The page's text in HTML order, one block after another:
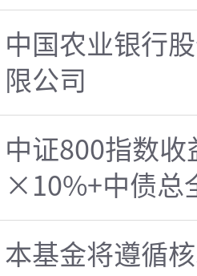
中国农业银行
限公司
中证800指数
×10%+中债总
本基金将遵循